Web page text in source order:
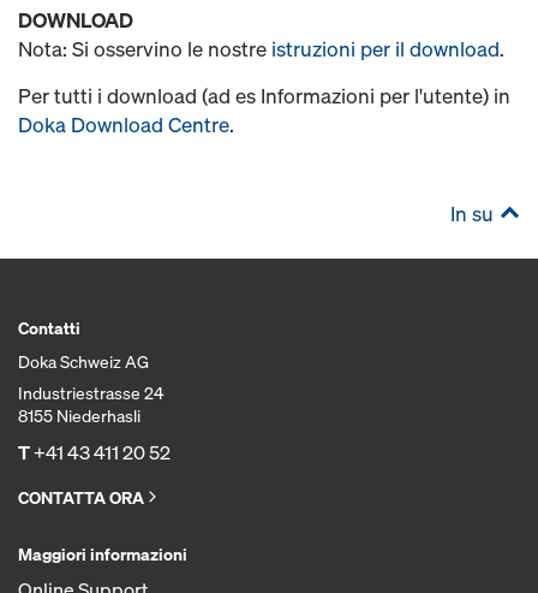
DOWNLOAD
Nota: Si osservino le nostre istruzioni per il download.
Per tutti i download (ad es Informazioni per l'utente) in
Doka Download Centre.
In su
Contatti
Doka Schweiz AG
Industriestrasse 24
8155 Niederhasli
T+41 43 411 20 52
CONTATTA ORA
Maggiori informazioni